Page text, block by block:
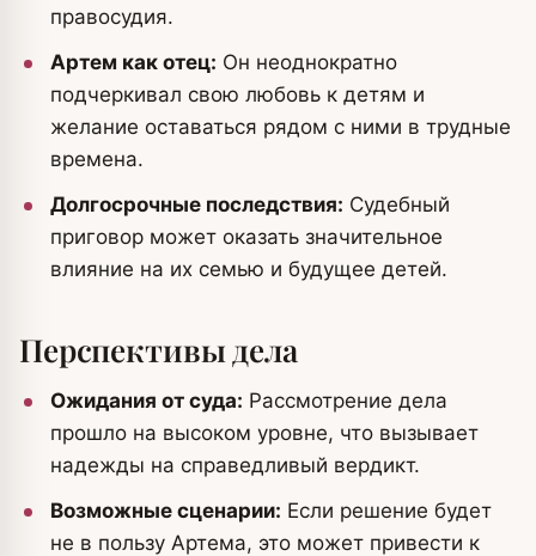
правосудия.
Aртем как отец: Он неоднократно
подчеркивал свою любовь к детям и
желание оставаться рядом с ними в трудные
времена.
Долгосрочные последствия: Судебный
приговор может оказать значительное
влияние на их семью и будущее детей.
Перспективы дела
Ожидания от суда: Рассмотрение дела
прошло на высоком уровне, что вызывает
надежды на справедливый вердикт.
Возможные сценарии: Если решение будет
не в пользу Артема, это может привести к